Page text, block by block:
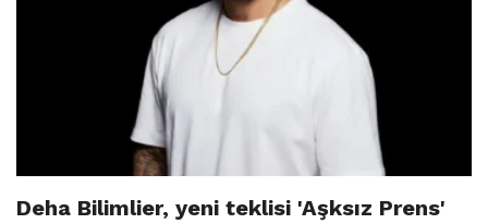
Deha Bilimlier, yeni teklisi 'Aşksız Prens'